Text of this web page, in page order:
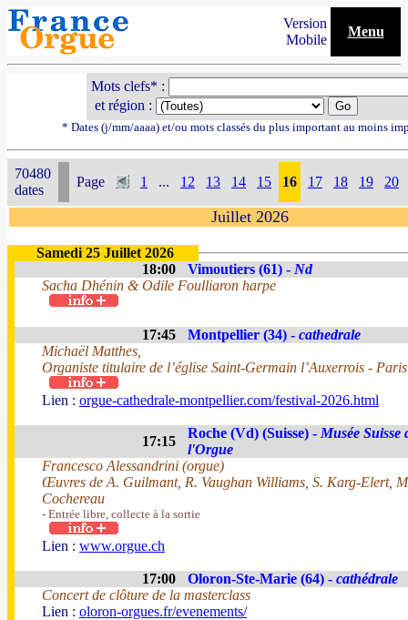
Version
Mobile
Menu
Mots clefs* :
et région :
* Dates (j/mm/aaaa) et/ou mots classés du plus important au moins
70480
dates
Page 1 ... 12 13 14 15 16 17 18 19 20
Juillet 2026
Samedi 25 Juillet 2026
18:00
Vimoutiers (61) - Nd
Sacha Dhénin & Odile Foulliaron harpe
17:45 Montpellier (34) - cathedrale
Michaël Matthes,
Organiste titulaire de l’église Saint-Germain l’Auxerrois - Paris
Lien : orgue-cathedrale-montpellier.com/festival-2026.html
17:15
Roche (Vd) (Suisse) - Musée Suisse
l'Orgue
Francesco Alessandrini (orgue)
Œuvres de A. Guilmant, R. Vaughan Williams, S. Karg-Elert,
Cochereau
- Entrée libre, collecte à la sortie
Lien : www.orgue.ch
17:00 Oloron-Ste-Marie (64) - cathédrale
Concert de clôture de la masterclass
Lien : oloron-orgues.fr/evenements/